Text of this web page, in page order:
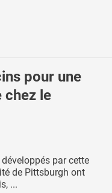
pour une
chez le
par cette
de Pittsburgh ont
...